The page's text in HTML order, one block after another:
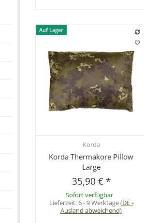
Auf Lager
Schnellkauf
Korda
Korda Thermakore Pillow
Large
35,90 € *
Sofort verfügbar
Lieferzeit:6 - 9 Werktage(DE -
Ausland abweichend)